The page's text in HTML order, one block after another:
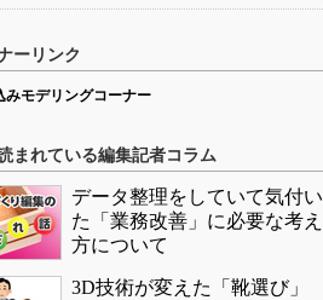
ーリンク
みモデリングコーナー
まれている編集記者コラム
データ整理をしていて気付い
た「業務改善」に必要な考え
方について
3D技術が変えた「靴選び」